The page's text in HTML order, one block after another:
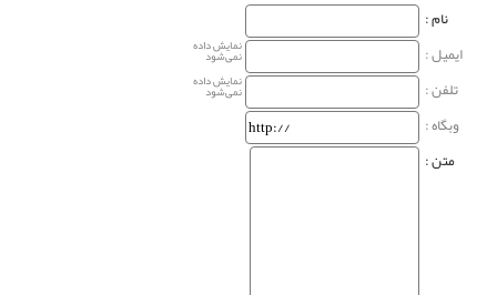
نام‌ :
ایمیل :
نمایش داده
نمی‌شود
تلفن : نمایش داده
نمی‌شود
وبگاه‌ :
متن :